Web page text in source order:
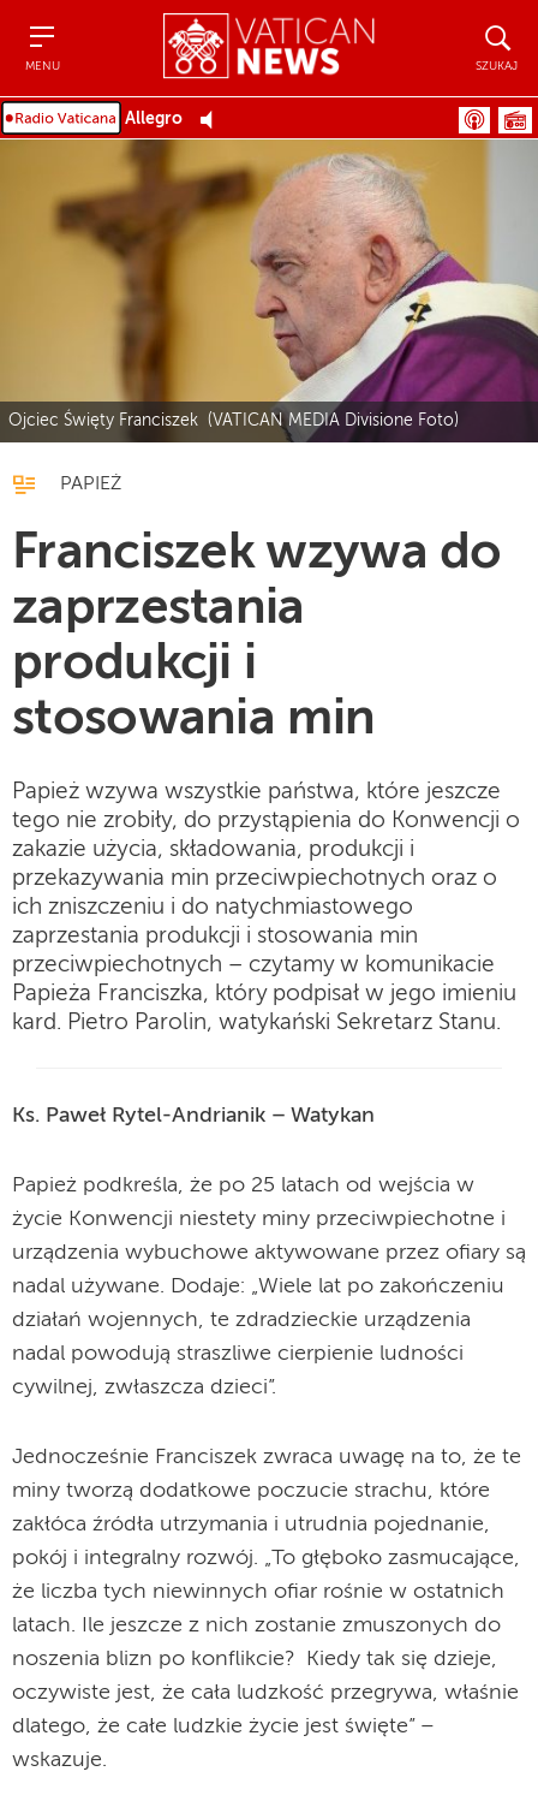
MENU SZUKAJ
Allegro
Ojciec Święty Franciszek (VATICAN MEDIA Divisione Foto)
PAPIEŻ
Franciszek wzywa do
zaprzestania
produkcji i
stosowania min
Papież wzywa wszystkie państwa, które jeszcze
tego nie zrobiły, do przystąpienia do Konwencji o
zakazie użycia, składowania, produkcji i
przekazywania min przeciwpiechotnych oraz o
ich zniszczeniu i do natychmiastowego
zaprzestania produkcji i stosowania min
przeciwpiechotnych – czytamy w komunikacie
Papieża Franciszka, który podpisał w jego imieniu
kard. Pietro Parolin, watykański Sekretarz Stanu.
Ks. Paweł Rytel-Andrianik – Watykan
Papież podkreśla, że po 25 latach od wejścia w
życie Konwencji niestety miny przeciwpiechotne i
urządzenia wybuchowe aktywowane przez ofiary są
nadal używane. Dodaje: „Wiele lat po zakończeniu
działań wojennych, te zdradzieckie urządzenia
nadal powodują straszliwe cierpienie ludności
cywilnej, zwłaszcza dzieci”.
Jednocześnie Franciszek zwraca uwagę na to, że te
miny tworzą dodatkowe poczucie strachu, które
zakłóca źródła utrzymania i utrudnia pojednanie,
pokój i integralny rozwój. „To głęboko zasmucające,
że liczba tych niewinnych ofiar rośnie w ostatnich
latach. Ile jeszcze z nich zostanie zmuszonych do
noszenia blizn po konflikcie? Kiedy tak się dzieje,
oczywiste jest, że cała ludzkość przegrywa, właśnie
dlatego, że całe ludzkie życie jest święte” –
wskazuje.